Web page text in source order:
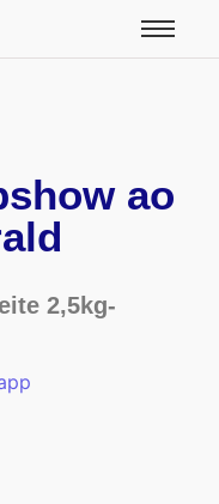
ao
2,5kg-